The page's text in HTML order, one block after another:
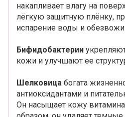
накапливает влагу на
лёгкую защитную плёнку,
испарение воды и
Бифидобактерии
кожи и улучшают ее
Шелковица богата
антиоксидантами и
Он насыщает кожу